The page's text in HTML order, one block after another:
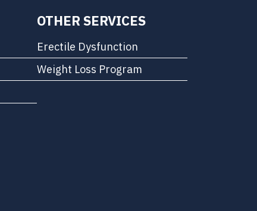
OTHER SERVICES
Erectile Dysfunction
Weight Loss Program